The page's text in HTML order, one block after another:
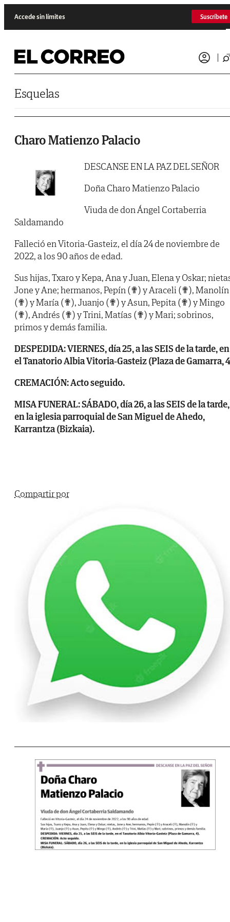
Accede sin límites Suscríbete
Esquelas
Charo Matienzo Palacio
DESCANSE EN LA PAZ DEL SEÑOR
Doña Charo Matienzo Palacio
Viuda de don Ángel Cortaberria
Saldamando
Falleció en Vitoria-Gasteiz, el día 24 de noviembre de
2022, a los 90 años de edad.
Sus hijas, Txaro y Kepa, Ana y Juan, Elena y Oskar;
Jone y Ane; hermanos, Pepín (✟) y Araceli (✟), Manolín
(✟) y María (✟), Juanjo (✟) y Asun, Pepita (✟) y Mingo
(✟), Andrés (✟) y Trini, Matías (✟) y Mari; sobrinos,
primos y demás familia.
DESPEDIDA: VIERNES, día 25, a las SEIS de la tarde, en
el Tanatorio Albia Vitoria-Gasteiz (Plaza de Gamarra,
CREMACIÓN: Acto seguido.
MISA FUNERAL: SÁBADO, día 26, a las SEIS de la tarde,
en la iglesia parroquial de San Miguel de Ahedo,
Karrantza (Bizkaia).
Compartir por